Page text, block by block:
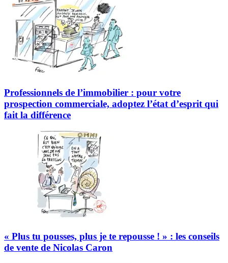
Professionnels de l’immobilier : pour votre
prospection commerciale, adoptez l’état d’esprit qui
fait la différence
« Plus tu pousses, plus je te repousse ! » : les conseils
de vente de Nicolas Caron